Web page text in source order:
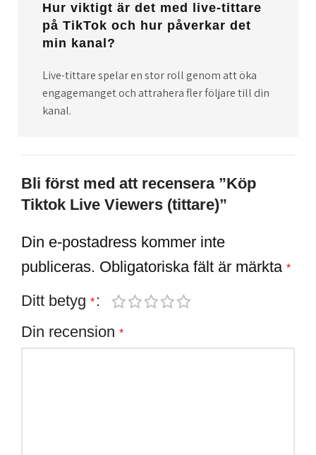
Hur viktigt är det med live-tittare
på TikTok och hur påverkar det
min kanal?
Live-tittare spelar en stor roll genom att öka
engagemanget och attrahera fler följare till din
kanal.
Bli först med att recensera ”Köp
Tiktok Live Viewers (tittare)”
Din e-postadress kommer inte
publiceras. Obligatoriska fält är märkta *
Ditt betyg *
Din recension *